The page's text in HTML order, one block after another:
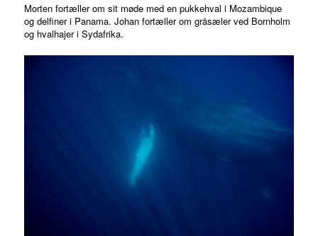
Morten fortæller om sit møde med en pukkehval i Mozambique
og delfiner i Panama. Johan fortæller om gråsæler ved Bornholm
og hvalhajer i Sydafrika.